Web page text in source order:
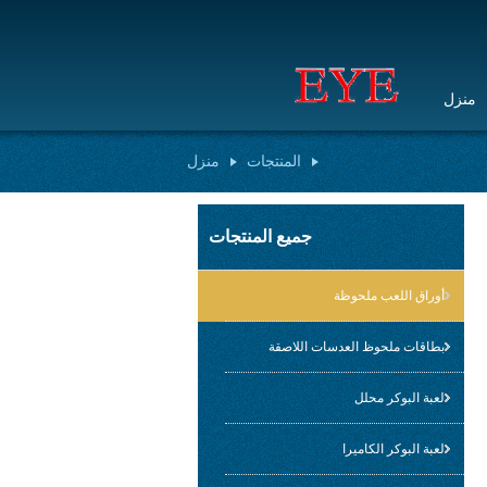
منزل
منزل المنتجات
جميع المنتجات
أوراق اللعب ملحوظة
بطاقات ملحوظ العدسات اللاصقة
لعبة البوكر محلل
لعبة البوكر الكاميرا